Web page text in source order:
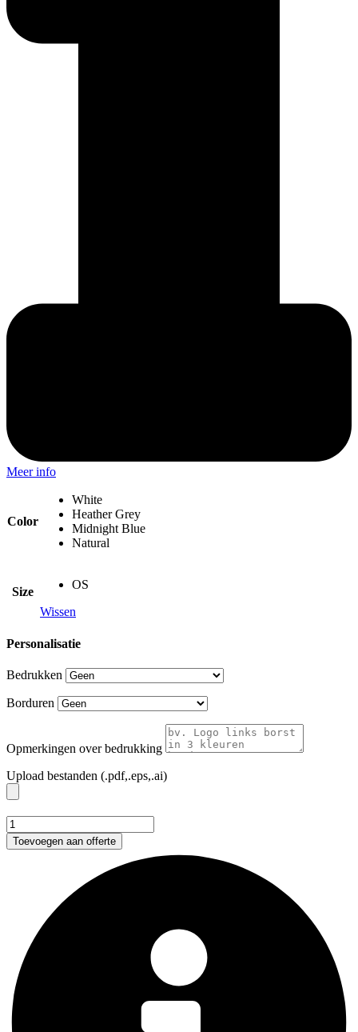
Meer info
Color
White
Heather Grey
Midnight Blue
Natural
Size
OS
Wissen
Personalisatie
Bedrukken
Borduren
Opmerkingen over bedrukking
Upload bestanden (.pdf,.eps,.ai)
STAU762
-
Shopping
Toevoegen aan offerte